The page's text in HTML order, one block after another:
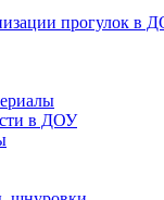
прогулок в
в ДОУ